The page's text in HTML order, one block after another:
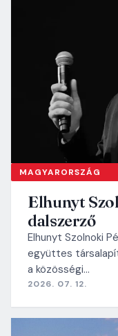
MAGYARORSZÁG
Elhunyt
dalszerző
Elhunyt Szolnoki
együttes
a közösségi…
2026. 07. 12.